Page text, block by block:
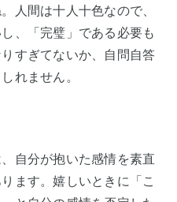
人間は十人十色なので、
、「完璧」である必要も
すぎてないか、自問自答
れません。
自分が抱いた感情を素直
ます。嬉しいときに「こ